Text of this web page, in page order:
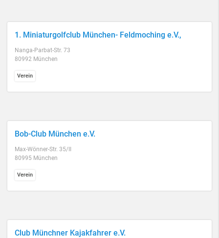
1. Miniaturgolfclub München- Feldmoching e.V.,
Nanga-Parbat-Str. 73
80992 München
Verein
Bob-Club München e.V.
Max-Wönner-Str. 35/II
80995 München
Verein
Club Münchner Kajakfahrer e.V.